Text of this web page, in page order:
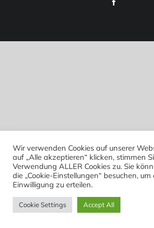
Wir verwenden Cookies auf unserer
auf „Alle akzeptieren“ klicken, stimmen
Verwendung ALLER Cookies zu. Sie
die „Cookie-Einstellungen“ besuchen,
Einwilligung zu erteilen.
Cookie Settings Accept All